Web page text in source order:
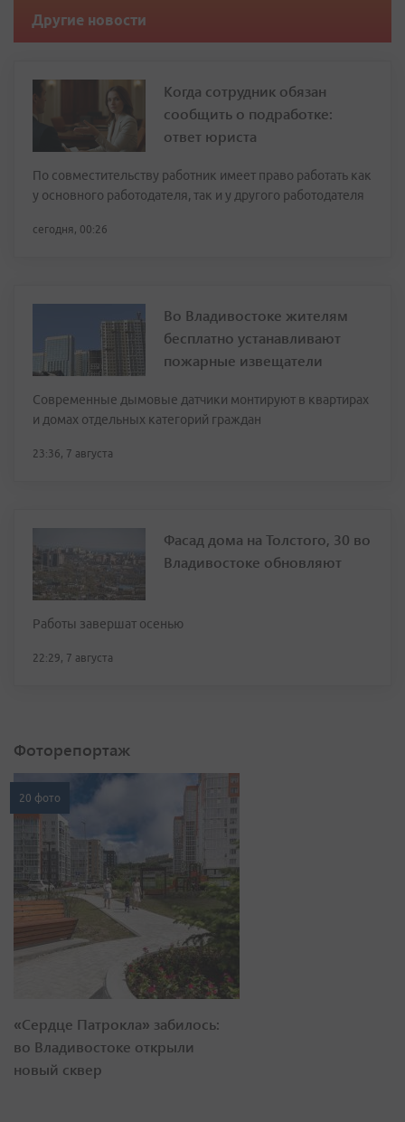
Другие новости
Когда сотрудник обязан
сообщить о подработке:
ответ юриста
По совместительству работник имеет право работать как
у основного работодателя, так и у другого работодателя
сегодня, 00:26
Во Владивостоке жителям
бесплатно устанавливают
пожарные извещатели
Современные дымовые датчики монтируют в квартирах
и домах отдельных категорий граждан
23:36, 7 августа
Фасад дома на Толстого, 30 во
Владивостоке обновляют
Работы завершат осенью
22:29, 7 августа
Фоторепортаж
20 фото
«Сердце Патрокла» забилось:
во Владивостоке открыли
новый сквер